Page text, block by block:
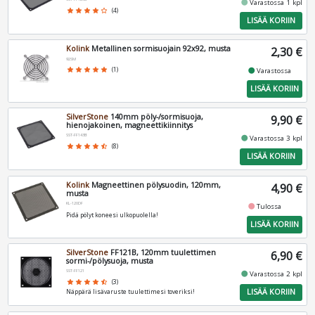
star star star star star_border (4)
fiber_manual_recordVarastossa 1 kpl
LISÄÄ KORIIN
KolinkMetallinen sormisuojain 92x92, musta
92SM
star star star star star (1)
2,30 €
fiber_manual_recordVarastossa
LISÄÄ KORIIN
SilverStone 140mm pöly-/sormisuoja,
hienojakoinen, magneettikiinnitys
SST-FF143B
star star star star star_half (8)
9,90 €
fiber_manual_recordVarastossa 3 kpl
LISÄÄ KORIIN
Kolink Magneettinen pölysuodin, 120mm,
musta
KL-120DF
Pidä pölyt koneesi ulkopuolella!
4,90 €
fiber_manual_recordTulossa
LISÄÄ KORIIN
SilverStone FF121B, 120mm tuulettimen
sormi-/pölysuoja, musta
SST-FF121
star star star star star_half (3)
Näppärä lisävaruste tuulettimesi toveriksi!
6,90 €
fiber_manual_recordVarastossa 2 kpl
LISÄÄ KORIIN